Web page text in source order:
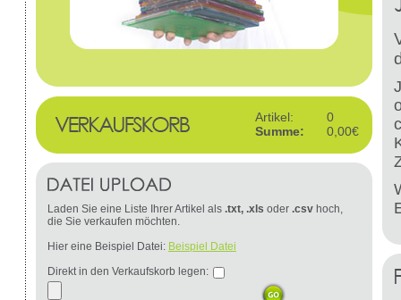
Artikel:
0
Summe:
0,00€
Laden Sie eine Liste Ihrer Artikel als .txt, .xls oder .csv hoch,
die Sie verkaufen möchten.
Hier eine Beispiel Datei: Beispiel Datei
Direkt in den Verkaufskorb legen: